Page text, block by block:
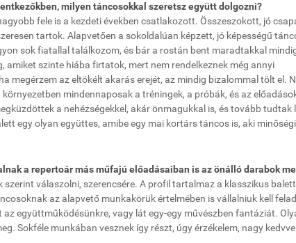
milyen táncosokkal szeretsz együtt dolgozni?
fele is a kezdeti években csatlakozott. Összeszokott, jó
tartok. Alapvetően a sokoldalúan képzett, jó képességű
sok fiatallal találkozom, és bár a rostán bent maradtakkal
amiket szinte hiába firtatok, mert nem rendelkeznek még annyi
megérzem az eltökélt akarás erejét, az mindig bizalommal tölt el.
mindennaposak a tréningek, a próbák, és az
a nehézségekkel, akár önmagukkal is, és tovább tudtak
egy olyan együttes, amibe egy mai kortárs táncos is, aki minőségi
a repertoár más műfajú előadásaiban is az önálló darabok
válaszolni, szerencsére. A profil tartalmaz a klasszikus
az alapvető munkakörük értelmében is vállalniuk kell
együttműködésünkre, vagy lát egy-egy művészben fantáziát.
Sokféle munkában vesznek így részt, úgy érzékelem, nagy